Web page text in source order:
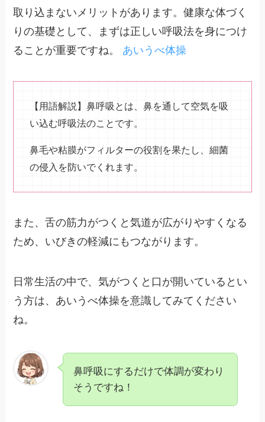
取り込まないメリットがあります。健康な体づく
りの基礎として、まずは正しい呼吸法を身につけ
ることが重要ですね。 あいうべ体操
【用語解説】鼻呼吸とは、鼻を通して空気を吸
い込む呼吸法のことです。
鼻毛や粘膜がフィルターの役割を果たし、細菌
の侵入を防いでくれます。
また、舌の筋力がつくと気道が広がりやすくなる
ため、いびきの軽減にもつながります。
日常生活の中で、気がつくと口が開いているとい
う方は、あいうべ体操を意識してみてください
ね。
鼻呼吸にするだけで体調が変わり
そうですね！